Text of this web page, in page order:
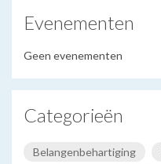
Evenementen
Geen evenementen
Categorieën
Belangenbehartiging